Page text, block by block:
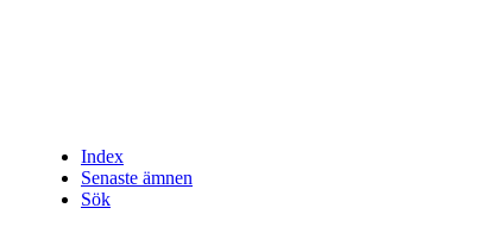
Index
Senaste ämnen
Sök